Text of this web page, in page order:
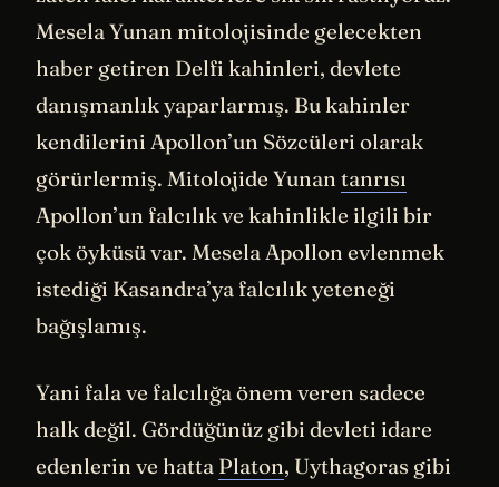
Mesela Yunan mitolojisinde gelecekten
haber getiren Delfi kahinleri, devlete
danışmanlık yaparlarmış. Bu kahinler
kendilerini Apollon’un Sözcüleri olarak
görürlermiş. Mitolojide Yunan tanrısı
Apollon’un falcılık ve kahinlikle ilgili bir
çok öyküsü var. Mesela Apollon evlenmek
istediği Kasandra’ya falcılık yeteneği
bağışlamış.
Yani fala ve falcılığa önem veren sadece
halk değil. Gördüğünüz gibi devleti idare
edenlerin ve hatta Platon, Uythagoras gibi